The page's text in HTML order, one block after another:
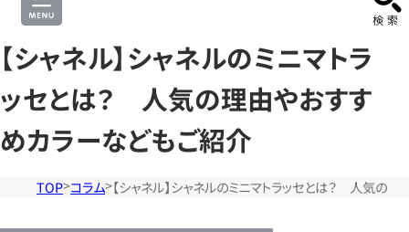
【シャネル】シャネルのミニマトラ
ッセとは？ 人気の理由やおすす
めカラーなどもご紹介
TOP コラム 【シャネル】シャネルのミニマトラッセとは？ 人気の